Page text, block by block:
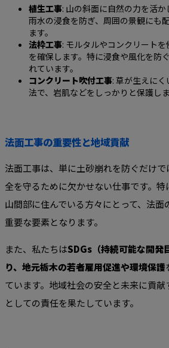
植生工事: 山の斜面に自然の力を活か
雨水の浸食を防ぎ、周囲の景観にも
ます。
法枠工事: モルタルやコンクリート
を確保します。特に浸食や風化を防
れています。
コンクリート吹付工事: 草が生えに
法で、岩肌などをしっかりと保護しま
法面工事の重要性と地域貢献
法面工事は、単に土砂崩れを防ぐだけ
全を守るために欠かせない仕事です。特
山間部に住んでいる方々にとって、法面
重要な要素となります。
また、私たちはSDGs（持続可能な開発
り、地元栃木の若者雇用促進や環境保護
ています。地域社会の安全と未来に貢
としての責任を果たしています。